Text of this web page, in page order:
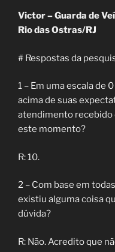
Victor – Guarda de
Rio das Ostras/RJ
# Respostas da
1 – Em uma escala de
acima de suas
atendimento recebido
este momento?
R: 10.
2 – Com base em
existiu alguma coisa
dúvida?
R: Não. Acredito que